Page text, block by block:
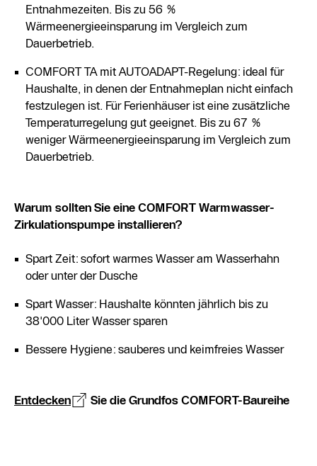
Entnahmezeiten. Bis zu 56 %
Wärmeenergieeinsparung im Vergleich zum
Dauerbetrieb.
COMFORT TA mit AUTOADAPT-Regelung: ideal für
Haushalte, in denen der Entnahmeplan nicht einfach
festzulegen ist. Für Ferienhäuser ist eine zusätzliche
Temperaturregelung gut geeignet. Bis zu 67 %
weniger Wärmeenergieeinsparung im Vergleich zum
Dauerbetrieb.
Warum sollten Sie eine COMFORT Warmwasser-
Zirkulationspumpe installieren?
Spart Zeit: sofort warmes Wasser am Wasserhahn
oder unter der Dusche
Spart Wasser: Haushalte könnten jährlich bis zu
38'000 Liter Wasser sparen
Bessere Hygiene: sauberes und keimfreies Wasser
Entdecken Sie die Grundfos COMFORT-Baureihe